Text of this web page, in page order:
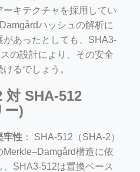
ーキテクチャを採用してい
ハッシュの解析に
があったとしても、SHA3-
の設計により、その安全
るでしょう。
対 SHA-512
ー)
牢性 ： SHA-512（SHA-2）
Merkle–Damgård構造に依
SHA3-512は置換ベース